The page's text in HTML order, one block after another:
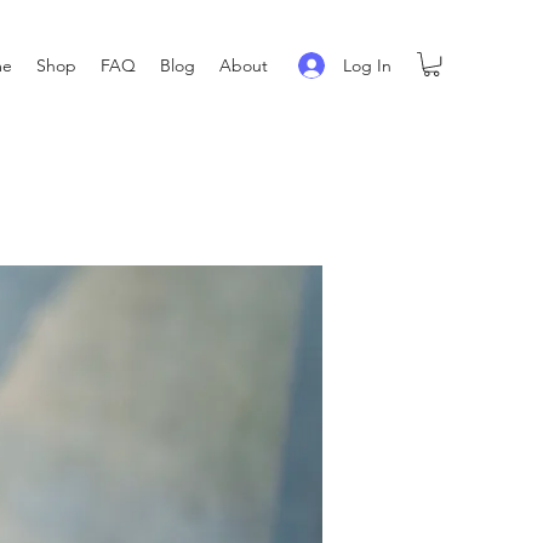
Shop FAQ Blog About Log In